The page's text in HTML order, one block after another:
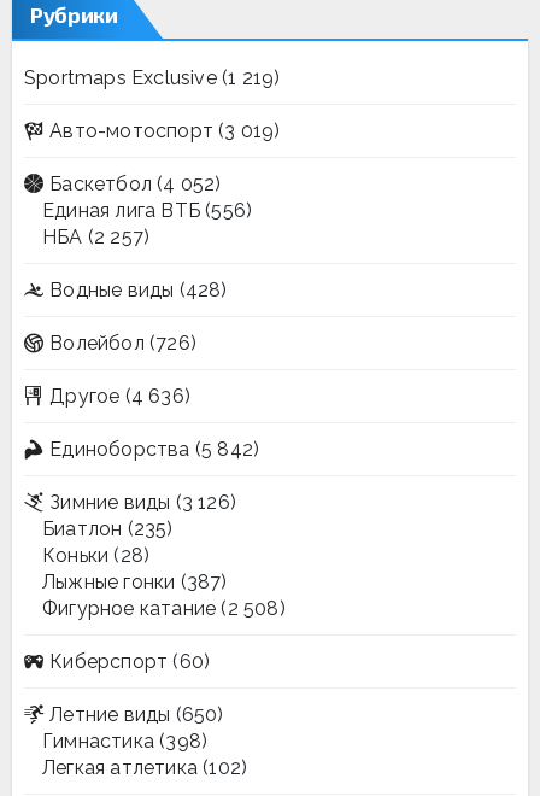
Рубрики
Sportmaps Exclusive(1 219)
Авто-мотоспорт (3 019)
Баскетбол (4 052)
Единая лига ВТБ (556)
НБА (2 257)
Водные виды (428)
Волейбол (726)
Другое (4 636)
Единоборства (5 842)
Зимние виды (3 126)
Биатлон (235)
Коньки (28)
Лыжные гонки (387)
Фигурное катание (2 508)
Киберспорт (60)
Летние виды (650)
Гимнастика (398)
Легкая атлетика (102)